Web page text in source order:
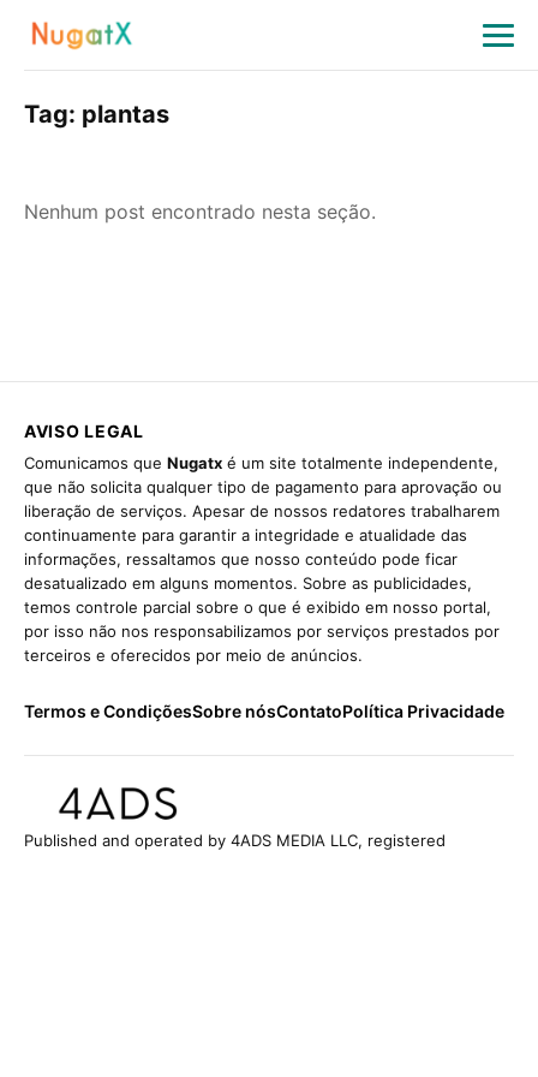
Tag: plantas
Nenhum post encontrado nesta seção.
AVISO LEGAL
Comunicamos que Nugatx é um site totalmente independente,
que não solicita qualquer tipo de pagamento para aprovação ou
liberação de serviços. Apesar de nossos redatores trabalharem
continuamente para garantir a integridade e atualidade das
informações, ressaltamos que nosso conteúdo pode ficar
desatualizado em alguns momentos. Sobre as publicidades,
temos controle parcial sobre o que é exibido em nosso portal,
por isso não nos responsabilizamos por serviços prestados por
terceiros e oferecidos por meio de anúncios.
Termos e CondiçõesSobre nósContatoPolítica Privacidade
Published and operated by 4ADS MEDIA LLC, registered